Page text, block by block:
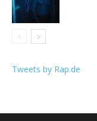
Tweets by Rap.de